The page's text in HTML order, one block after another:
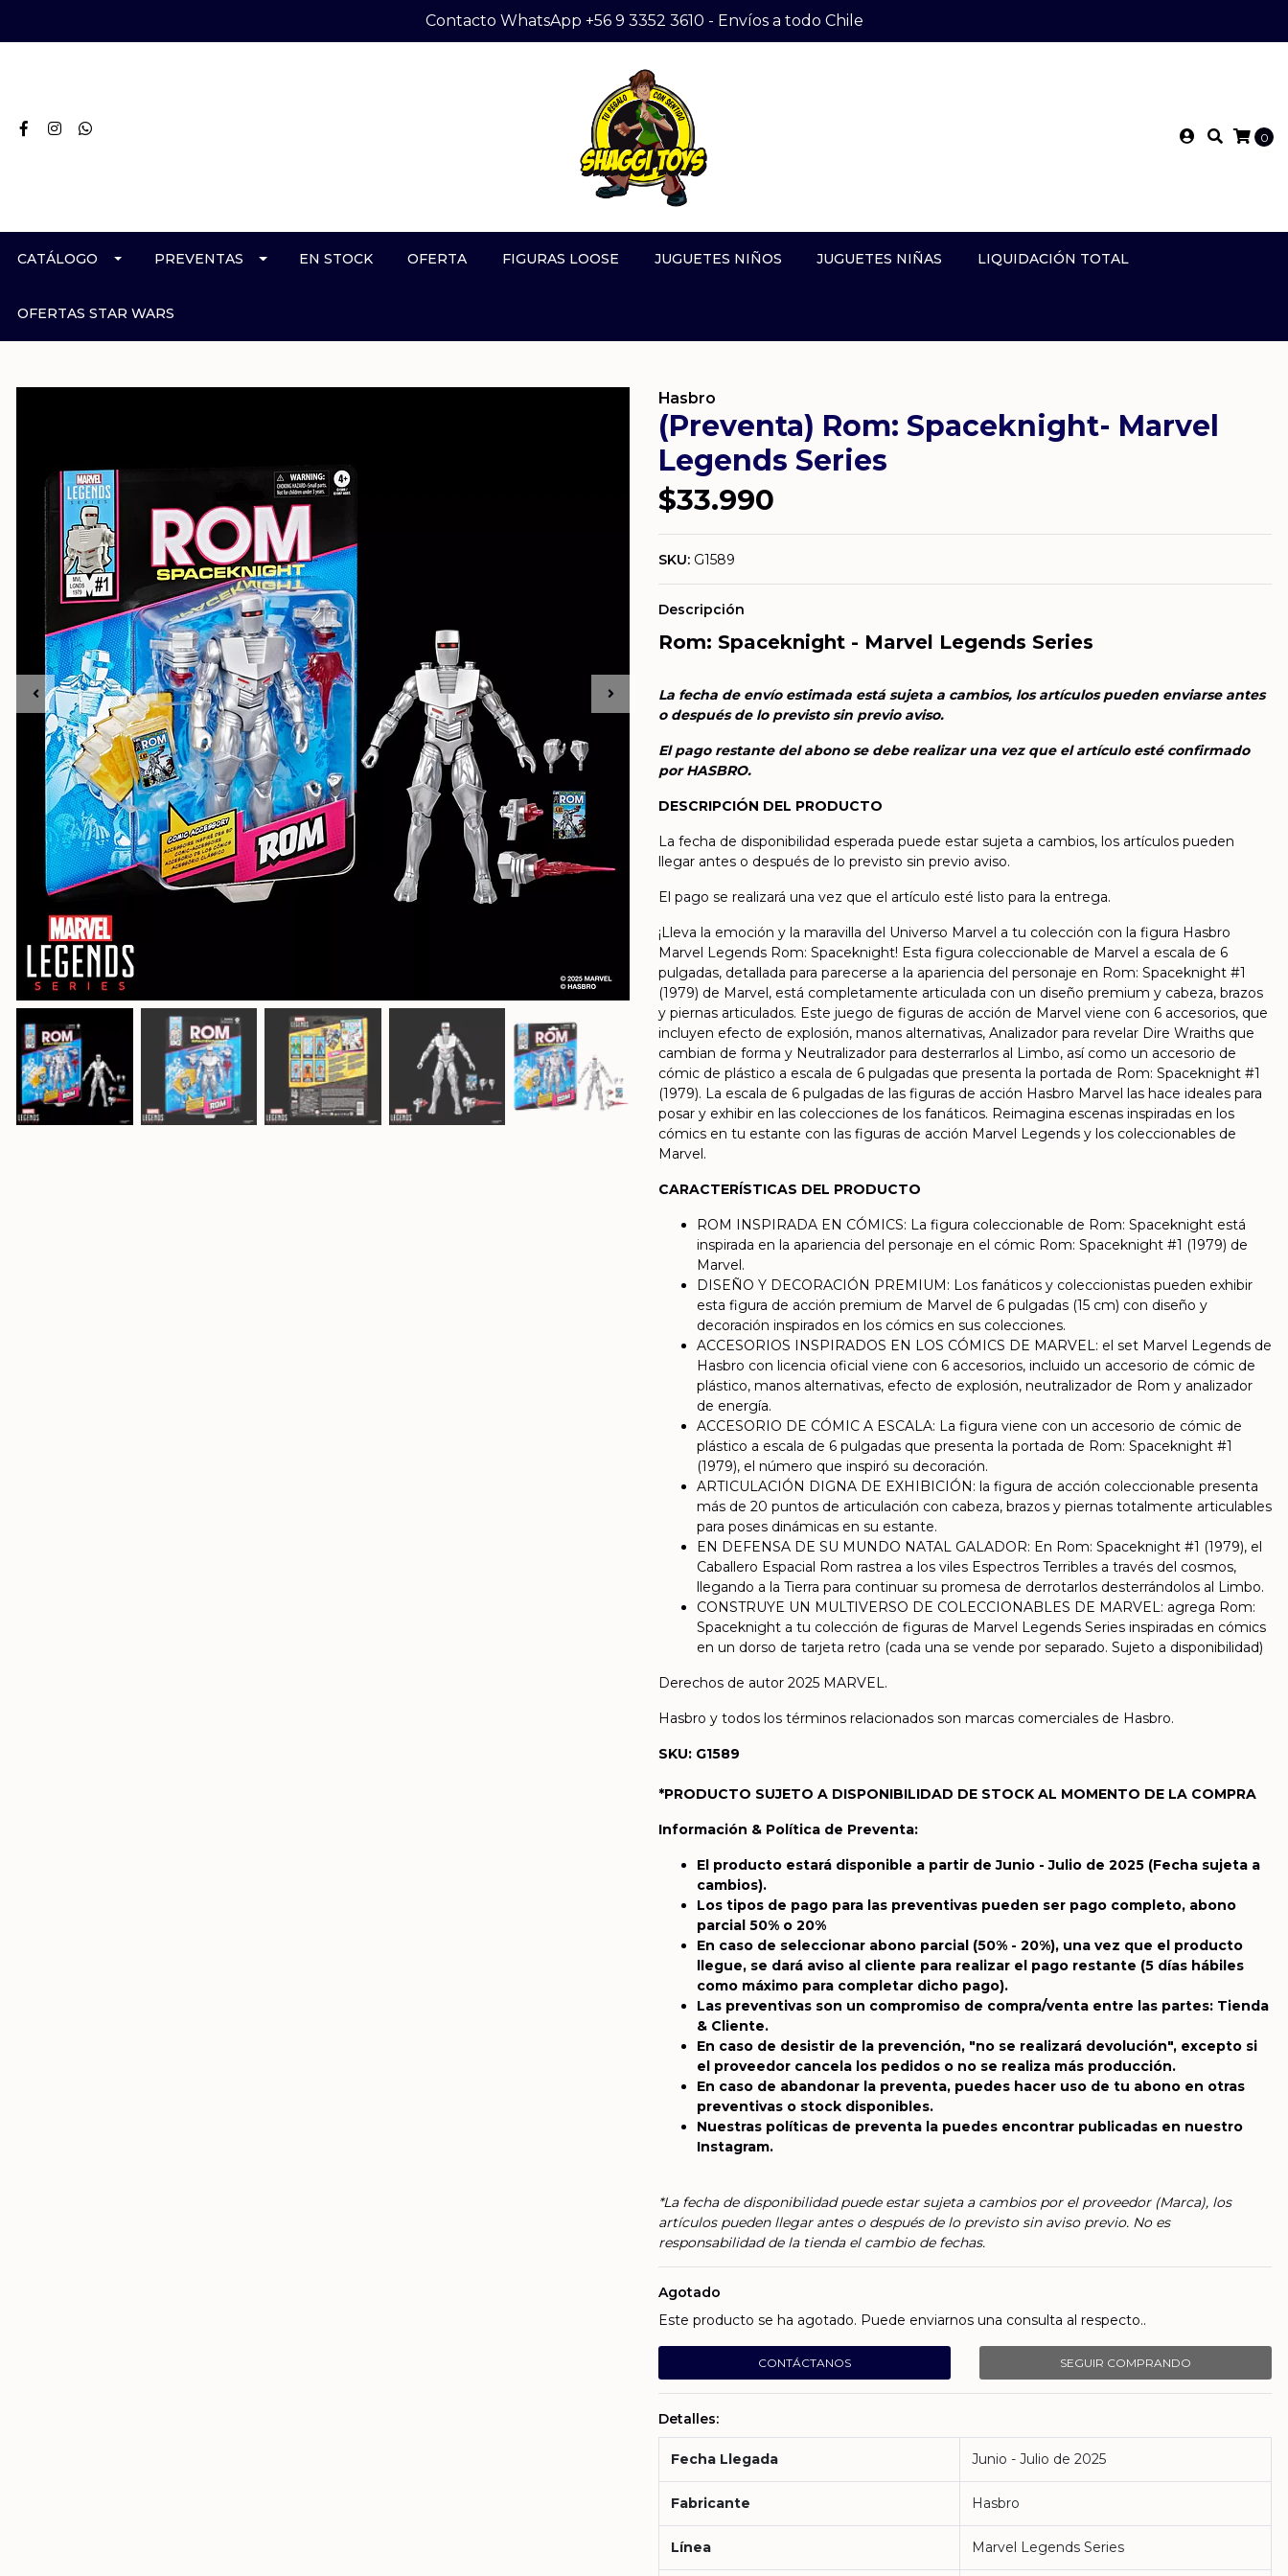
Contacto WhatsApp +56 9 3352 3610 - Envíos a todo Chile
0
CATÁLOGO PREVENTAS EN STOCK OFERTA FIGURAS LOOSE JUGUETES NIÑOS JUGUETES NIÑAS LIQUIDACIÓN TOTAL
OFERTAS STAR WARS
Hasbro
(Preventa) Rom: Spaceknight- Marvel
Legends Series
$33.990
SKU: G1589
Descripción
Rom: Spaceknight - Marvel Legends Series
La fecha de envío estimada está sujeta a cambios, los artículos pueden enviarse antes
o después de lo previsto sin previo aviso.
El pago restante del abono se debe realizar una vez que el artículo esté confirmado
por HASBRO.
DESCRIPCIÓN DEL PRODUCTO
La fecha de disponibilidad esperada puede estar sujeta a cambios, los artículos pueden
llegar antes o después de lo previsto sin previo aviso.
El pago se realizará una vez que el artículo esté listo para la entrega.
¡Lleva la emoción y la maravilla del Universo Marvel a tu colección con la figura Hasbro
Marvel Legends Rom: Spaceknight! Esta figura coleccionable de Marvel a escala de 6
pulgadas, detallada para parecerse a la apariencia del personaje en Rom: Spaceknight #1
(1979) de Marvel, está completamente articulada con un diseño premium y cabeza, brazos
y piernas articulados. Este juego de figuras de acción de Marvel viene con 6 accesorios, que
incluyen efecto de explosión, manos alternativas, Analizador para revelar Dire Wraiths que
cambian de forma y Neutralizador para desterrarlos al Limbo, así como un accesorio de
cómic de plástico a escala de 6 pulgadas que presenta la portada de Rom: Spaceknight #1
(1979). La escala de 6 pulgadas de las figuras de acción Hasbro Marvel las hace ideales para
posar y exhibir en las colecciones de los fanáticos. Reimagina escenas inspiradas en los
cómics en tu estante con las figuras de acción Marvel Legends y los coleccionables de
Marvel.
CARACTERÍSTICAS DEL PRODUCTO
ROM INSPIRADA EN CÓMICS: La figura coleccionable de Rom: Spaceknight está
inspirada en la apariencia del personaje en el cómic Rom: Spaceknight #1 (1979) de
Marvel.
DISEÑO Y DECORACIÓN PREMIUM: Los fanáticos y coleccionistas pueden exhibir
esta figura de acción premium de Marvel de 6 pulgadas (15 cm) con diseño y
decoración inspirados en los cómics en sus colecciones.
ACCESORIOS INSPIRADOS EN LOS CÓMICS DE MARVEL: el set Marvel Legends de
Hasbro con licencia oficial viene con 6 accesorios, incluido un accesorio de cómic de
plástico, manos alternativas, efecto de explosión, neutralizador de Rom y analizador
de energía.
ACCESORIO DE CÓMIC A ESCALA: La figura viene con un accesorio de cómic de
plástico a escala de 6 pulgadas que presenta la portada de Rom: Spaceknight #1
(1979), el número que inspiró su decoración.
ARTICULACIÓN DIGNA DE EXHIBICIÓN: la figura de acción coleccionable presenta
más de 20 puntos de articulación con cabeza, brazos y piernas totalmente articulables
para poses dinámicas en su estante.
EN DEFENSA DE SU MUNDO NATAL GALADOR: En Rom: Spaceknight #1 (1979), el
Caballero Espacial Rom rastrea a los viles Espectros Terribles a través del cosmos,
llegando a la Tierra para continuar su promesa de derrotarlos desterrándolos al Limbo.
CONSTRUYE UN MULTIVERSO DE COLECCIONABLES DE MARVEL: agrega Rom:
Spaceknight a tu colección de figuras de Marvel Legends Series inspiradas en cómics
en un dorso de tarjeta retro (cada una se vende por separado. Sujeto a disponibilidad)
Derechos de autor 2025 MARVEL.
Hasbro y todos los términos relacionados son marcas comerciales de Hasbro.
SKU: G1589
*PRODUCTO SUJETO A DISPONIBILIDAD DE STOCK AL MOMENTO DE LA COMPRA
Información & Política de Preventa:
El producto estará disponible a partir de Junio - Julio de 2025 (Fecha sujeta a
cambios).
Los tipos de pago para las preventivas pueden ser pago completo, abono
parcial 50% o 20%
En caso de seleccionar abono parcial (50% - 20%), una vez que el producto
llegue, se dará aviso al cliente para realizar el pago restante (5 días hábiles
como máximo para completar dicho pago).
Las preventivas son un compromiso de compra/venta entre las partes: Tienda
& Cliente.
En caso de desistir de la prevención, "no se realizará devolución", excepto si
el proveedor cancela los pedidos o no se realiza más producción.
En caso de abandonar la preventa, puedes hacer uso de tu abono en otras
preventivas o stock disponibles.
Nuestras políticas de preventa la puedes encontrar publicadas en nuestro
Instagram.
*La fecha de disponibilidad puede estar sujeta a cambios por el proveedor (Marca), los
artículos pueden llegar antes o después de lo previsto sin aviso previo. No es
responsabilidad de la tienda el cambio de fechas.
Agotado
Este producto se ha agotado. Puede enviarnos una consulta al respecto..
CONTÁCTANOS SEGUIR COMPRANDO
Detalles:
Fecha Llegada Junio - Julio de 2025
Fabricante Hasbro
Línea Marvel Legends Series